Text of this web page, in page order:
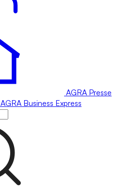
AGRA Presse
AGRA Business Express